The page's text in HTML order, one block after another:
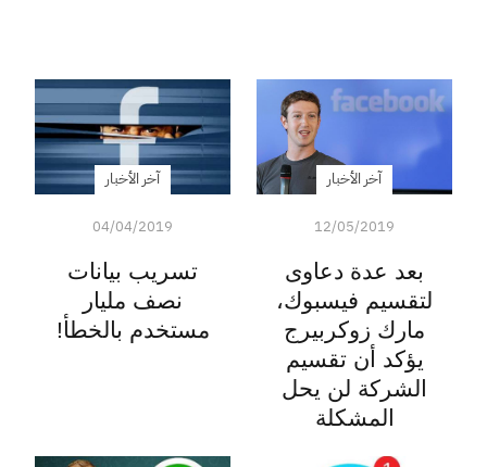
آخر الأخبار
12/05/2019
بعد عدة دعاوى
لتقسيم فيسبوك،
مارك زوكربيرج
يؤكد أن تقسيم
الشركة لن يحل
المشكلة
آخر الأخبار
04/04/2019
تسريب بيانات
نصف مليار
مستخدم بالخطأ!